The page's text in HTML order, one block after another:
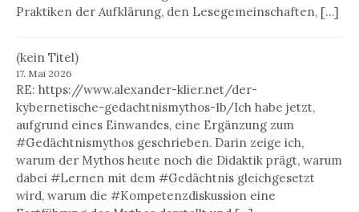
Praktiken der Aufklärung, den Lesegemeinschaften, […]
(kein Titel)
17. Mai 2026
RE: https://www.alexander-klier.net/der-
kybernetische-gedachtnismythos-1b/Ich habe jetzt,
aufgrund eines Einwandes, eine Ergänzung zum
#Gedächtnismythos geschrieben. Darin zeige ich,
warum der Mythos heute noch die Didaktik prägt, warum
dabei #Lernen mit dem #Gedächtnis gleichgesetzt
wird, warum die #Kompetenzdiskussion eine